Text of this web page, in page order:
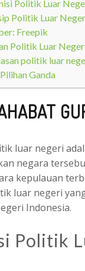
Politik Luar
Politik Luar
Freepik
Politik Luar
politik luar
Ganda
luar negeri
negara
kepulauan
luar negeri
Indonesia.
Politik